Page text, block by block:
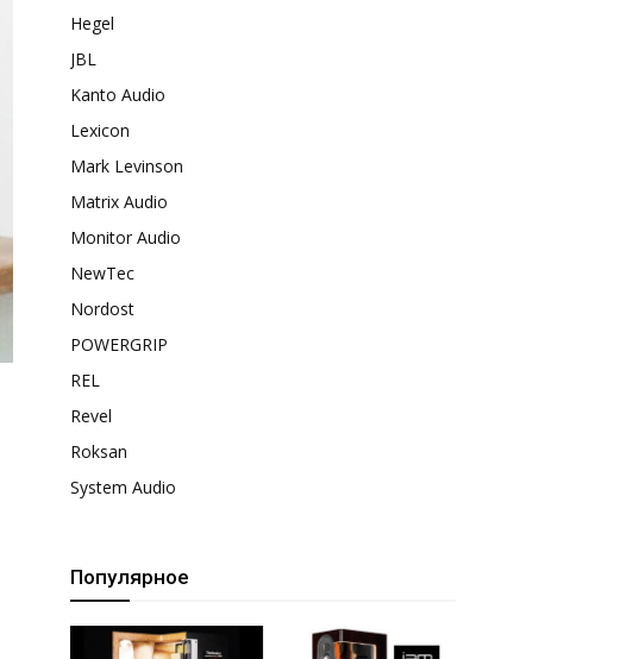
Hegel
JBL
Kanto Audio
Lexicon
Mark Levinson
Matrix Audio
Monitor Audio
NewTec
Nordost
POWERGRIP
REL
Revel
Roksan
System Audio
Популярное